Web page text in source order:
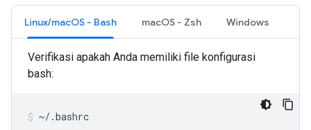
Linux/macOS - Bash macOS - Zsh Windows
Verifikasi apakah Anda memiliki file konfigurasi
bash:
~/.bashrc